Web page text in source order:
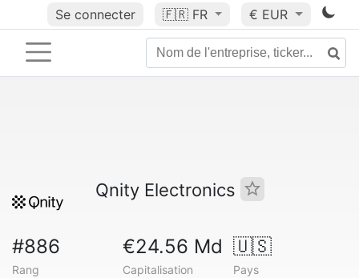
Se connecter 🇫🇷 FR € EUR
Qnity Electronics
#886
Rang
€24.56 Md
Capitalisation
🇺🇸
Pays